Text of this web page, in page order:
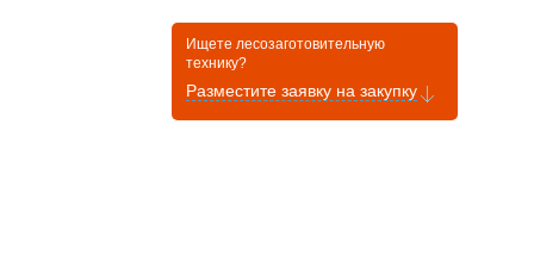
Ищете лесозаготовительную
технику?
Разместите заявку на закупку